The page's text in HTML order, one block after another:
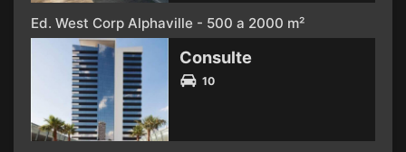
Ed. West Corp Alphaville - 500 a 2000 m²
Consulte
10